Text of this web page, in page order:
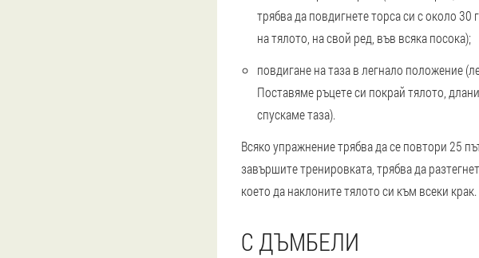
трябва да повдигнете торса си с около 30
на тялото, на свой ред, във всяка посока);
повдигане на таза в легнало положение
Поставяме ръцете си покрай тялото,
спускаме таза).
Всяко упражнение трябва да се повтори 25
завършите тренировката, трябва да
което да наклоните тялото си към всеки крак.
С ДЪМБЕЛИ